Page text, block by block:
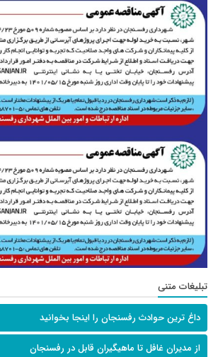
تبلیغات متنی
داغ ترین حوادث رفسنجان را اینجا بخوانید
از مدیران غافل تا ماهیگیران قابل در رفسنجان